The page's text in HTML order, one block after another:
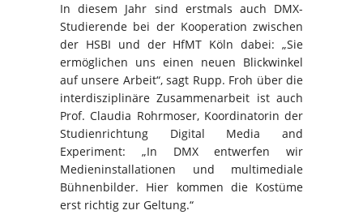
In diesem Jahr sind erstmals auch DMX-
Studierende bei der Kooperation zwischen
der HSBI und der HfMT Köln dabei: „Sie
ermöglichen uns einen neuen Blickwinkel
auf unsere Arbeit“, sagt Rupp. Froh über die
interdisziplinäre Zusammenarbeit ist auch
Prof. Claudia Rohrmoser, Koordinatorin der
Studienrichtung Digital Media and
Experiment: „In DMX entwerfen wir
Medieninstallationen und multimediale
Bühnenbilder. Hier kommen die Kostüme
erst richtig zur Geltung.“